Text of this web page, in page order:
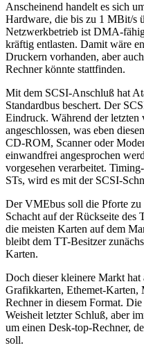
Anscheinend handelt es sich
Hardware, die bis zu 1 MBit/s
Netzwerkbetrieb ist DMA-
kräftig entlasten. Damit wäre
Druckern vorhanden, aber
Rechner könnte stattfinden.
Mit dem SCSI-Anschluß hat
Standardbus beschert. Der
Eindruck. Während der
angeschlossen, was eben
CD-ROM, Scanner oder
einwandfrei angesprochen
vorgesehen verarbeitet.
STs, wird es mit der SCSI-
Der VMEbus soll die Pforte
Schacht auf der Rückseite
die meisten Karten auf dem
bleibt dem TT-Besitzer
Karten.
Doch dieser kleinere Markt hat
Grafikkarten, Ethemet-Karten,
Rechner in diesem Format.
Weisheit letzter Schluß, aber
um einen Desk-top-Rechner,
soll.